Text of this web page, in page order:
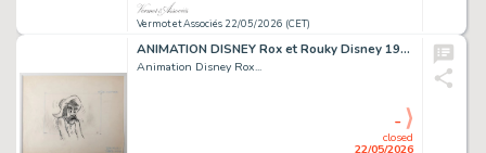
Vermot et Associés 22/05/2026 (CET)
ANIMATION DISNEY Rox et Rouky Disney 1981 Dessin original...
Animation Disney Rox...
closed
22/05/2026
-